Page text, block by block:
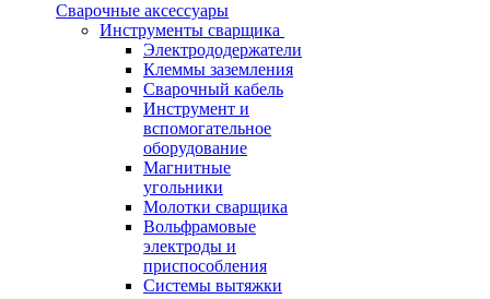
Сварочные аксессуары
Инструменты сварщика
Электрододержатели
Клеммы заземления
Сварочный кабель
Инструмент и
вспомогательное
оборудование
Магнитные
угольники
Молотки сварщика
Вольфрамовые
электроды и
приспособления
Системы вытяжки